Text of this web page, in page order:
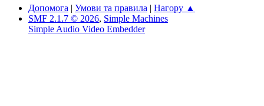
Допомога | Умови та правила | Нагору ▲
SMF 2.1.7 © 2026, Simple Machines
Simple Audio Video Embedder